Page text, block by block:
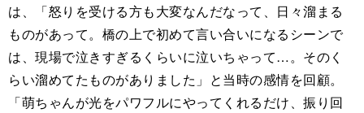
は、「怒りを受ける方も大変なんだなって、日々溜まる
ものがあって。橋の上で初めて言い合いになるシーンで
は、現場で泣きすぎるくらいに泣いちゃって…。そのく
らい溜めてたものがありました」と当時の感情を回顧。
「萌ちゃんが光をパワフルにやってくれるだけ、振り回